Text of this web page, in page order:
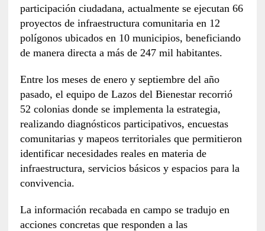
participación ciudadana, actualmente se ejecutan 66
proyectos de infraestructura comunitaria en 12
polígonos ubicados en 10 municipios, beneficiando
de manera directa a más de 247 mil habitantes.
Entre los meses de enero y septiembre del año
pasado, el equipo de Lazos del Bienestar recorrió
52 colonias donde se implementa la estrategia,
realizando diagnósticos participativos, encuestas
comunitarias y mapeos territoriales que permitieron
identificar necesidades reales en materia de
infraestructura, servicios básicos y espacios para la
convivencia.
La información recabada en campo se tradujo en
acciones concretas que responden a las